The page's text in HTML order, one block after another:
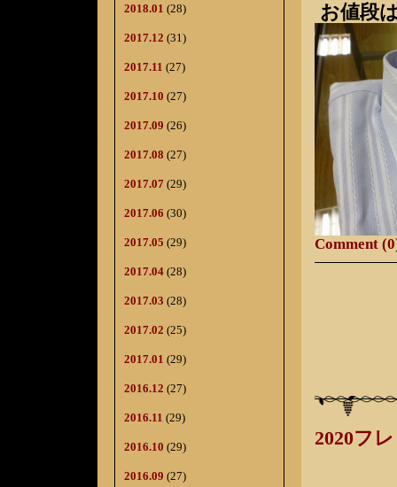
2018.01 (28)
2017.12 (31)
2017.11 (27)
2017.10 (27)
2017.09 (26)
2017.08 (27)
2017.07 (29)
2017.06 (30)
2017.05 (29)
2017.04 (28)
2017.03 (28)
2017.02 (25)
2017.01 (29)
2016.12 (27)
2016.11 (29)
2016.10 (29)
2016.09 (27)
お値段
Comment
2020フ